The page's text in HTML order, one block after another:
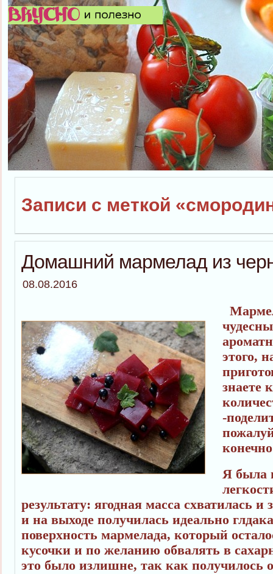
Записи с меткой
Домашний мармелад из
08.08.2016
этого,
знаете
-
Я была
результату: ягодная масса схватилась
и на выходе получилась идеально
поверхность мармелада, который
кусочки и по желанию обвалять в
это было излишне, так как получилось